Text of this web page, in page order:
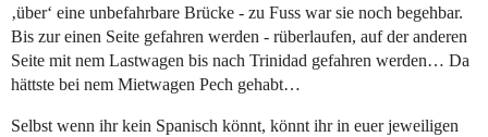
‚über‘ eine unbefahrbare Brücke - zu Fuss war sie noch begehbar.
Bis zur einen Seite gefahren werden - rüberlaufen, auf der anderen
Seite mit nem Lastwagen bis nach Trinidad gefahren werden… Da
hättste bei nem Mietwagen Pech gehabt…
Selbst wenn ihr kein Spanisch könnt, könnt ihr in euer jeweiligen